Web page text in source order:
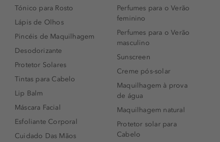
Tónico para Rosto
Lápis de Olhos
Pincéis de Maquilhagem
Desodorizante
Protetor Solares
Tintas para Cabelo
Lip Balm
Máscara Facial
Esfoliante Corporal
Cuidado Das Mãos
Perfumes para o Verão
feminino
Perfumes para o Verão
masculino
Sunscreen
Creme pós-solar
Maquilhagem à prova
de água
Maquilhagem natural
Protetor solar para
Cabelo